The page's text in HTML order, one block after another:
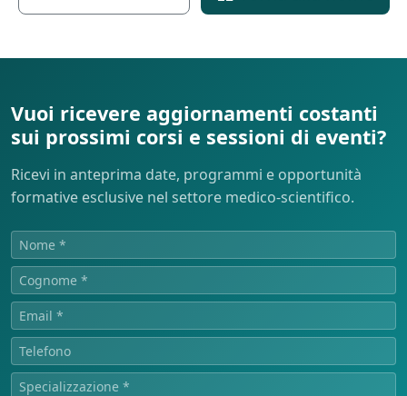
Vuoi ricevere aggiornamenti costanti
sui prossimi corsi e sessioni di eventi?
Ricevi in anteprima date, programmi e opportunità
formative esclusive nel settore medico-scientifico.